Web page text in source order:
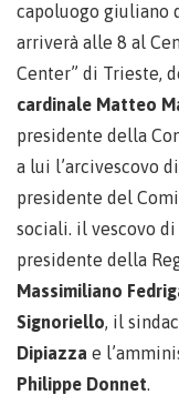
capoluogo giuliano
arriverà alle 8 al
Center” di Trieste,
cardinale Matteo
presidente della
a lui l’arcivescovo
presidente del
sociali. il vescovo
presidente della
Massimiliano
Signoriello, il
Dipiazza e
Philippe Donnet.